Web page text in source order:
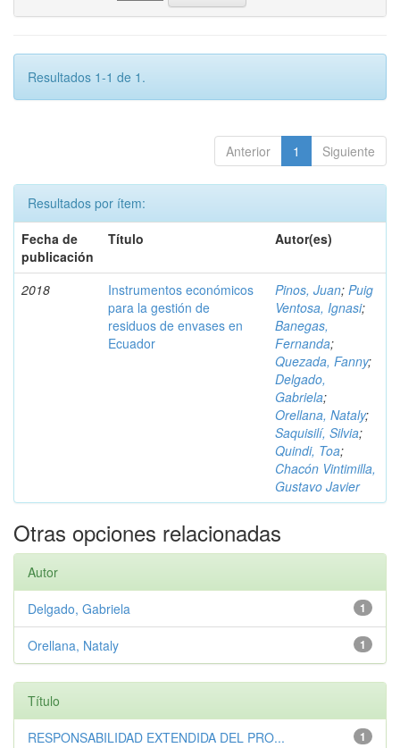
Resultados 1-1 de 1.
Anterior 1 Siguiente
Resultados por ítem:
Fecha de
publicación
Título Autor(es)
2018
Instrumentos económicos
para la gestión de
residuos de envases en
Ecuador
Pinos, Juan; Puig
Ventosa, Ignasi;
Banegas,
Fernanda;
Quezada, Fanny;
Delgado,
Gabriela;
Orellana, Nataly;
Saquisilí, Silvia;
Quindi, Toa;
Chacón Vintimilla,
Gustavo Javier
Otras opciones relacionadas
Autor
1
Delgado, Gabriela
1
Orellana, Nataly
Título
1
RESPONSABILIDAD EXTENDIDA DEL PRO...